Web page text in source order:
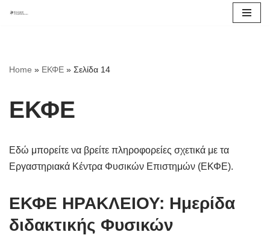
περιεχόμενο
Home » ΕΚΦΕ » Σελίδα 14
ΕΚΦΕ
Εδώ μπορείτε να βρείτε πληροφορείες σχετικά με τα
Εργαστηριακά Κέντρα Φυσικών Επιστημών (ΕΚΦΕ).
ΕΚΦΕ ΗΡΑΚΛΕΙΟΥ: Ημερίδα
διδακτικής Φυσικών